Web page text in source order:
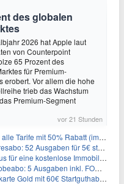
des globalen
2026 hat Apple laut
von Counterpoint
65 Prozent des
für Premium-
erobert. Vor allem die hohe
trieb das Wachstum
Premium-Segment
vor 21 Stunden
mit 50% Rabatt (im ersten Jahr)
für 5€ statt 207,48€ – per Formular kündbar!
kostenlose Immobilienbewertung
Ausgaben inkl. FOCUS+ Zugang für 5€
mit 60€ Startguthaben (45€ Gewinn)